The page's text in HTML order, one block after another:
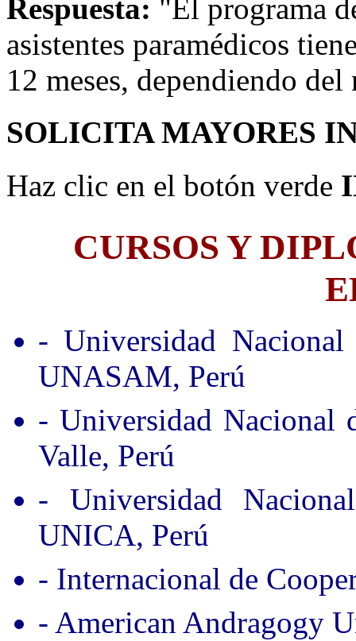
Respuesta: "El programa
asistentes paramédicos
12 meses, dependiendo
SOLICITA MAYORES
Haz clic en el botón verde
CURSOS Y
- Universidad
UNASAM, Perú
- Universidad Nacional
Valle, Perú
- Universidad
UNICA, Perú
- Internacional de
- American Andragogy